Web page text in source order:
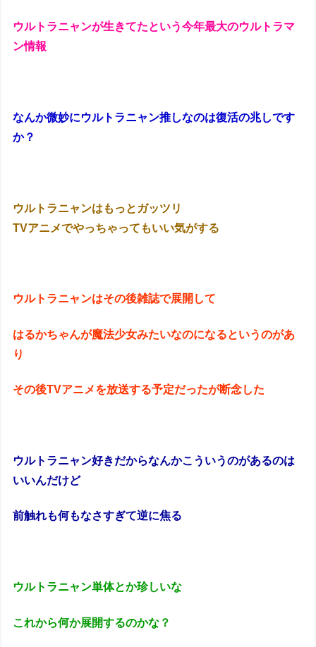
ウルトラニャンが生きてたという今年最大のウルトラマ
ン情報
なんか微妙にウルトラニャン推しなのは復活の兆しです
か？
ウルトラニャンはもっとガッツリ
TVアニメでやっちゃってもいい気がする
ウルトラニャンはその後雑誌で展開して
はるかちゃんが魔法少女みたいなのになるというのがあ
り
その後TVアニメを放送する予定だったが断念した
ウルトラニャン好きだからなんかこういうのがあるのは
いいんだけど
前触れも何もなさすぎて逆に焦る
ウルトラニャン単体とか珍しいな
これから何か展開するのかな？